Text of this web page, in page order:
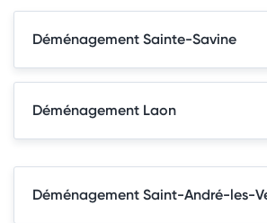
Déménagement Sainte-Savine
Déménagement Laon
Déménagement Saint-André-les-